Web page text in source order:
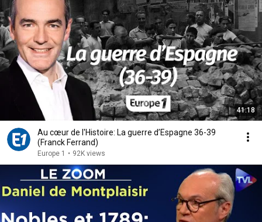
41:18
Au cœur de l'Histoire: La guerre d’Espagne 36-39
(Franck Ferrand)
Europe 1 • 92K views